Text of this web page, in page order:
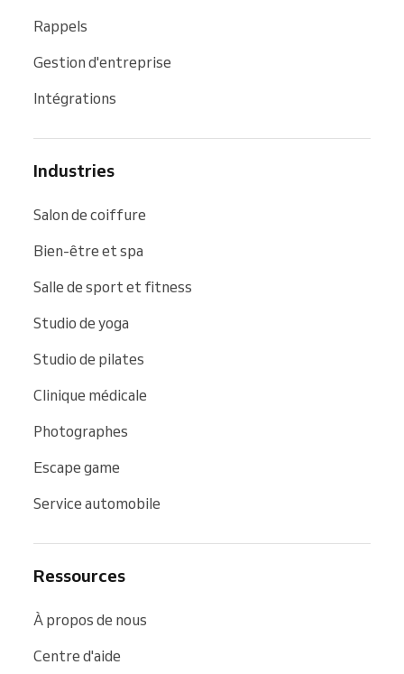
Rappels
Gestion d'entreprise
Intégrations
Industries
Salon de coiffure
Bien-être et spa
Salle de sport et fitness
Studio de yoga
Studio de pilates
Clinique médicale
Photographes
Escape game
Service automobile
Ressources
À propos de nous
Centre d'aide